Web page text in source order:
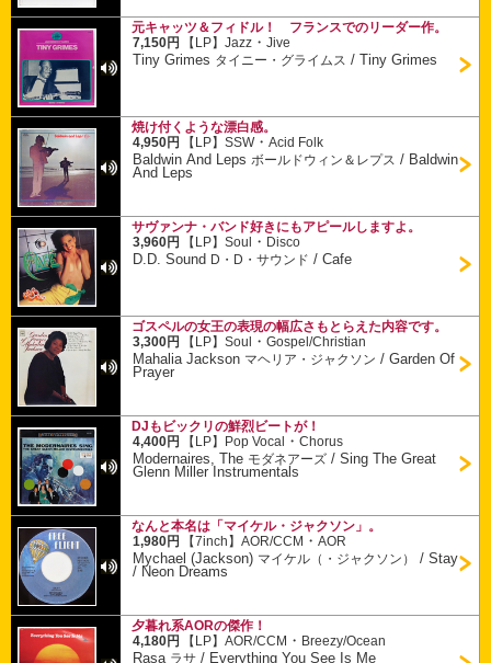
元キャッツ＆フィドル！ フランスでのリーダー作。
7,150円
【LP】Jazz ・Jive
Tiny Grimes タイニー・グライムス /Tiny Grimes
焼け付くような漂白感。
4,950円
【LP】SSW・Acid Folk
Baldwin And Leps ボールドウィン＆レプス / Baldwin
And Leps
サヴァンナ・バンド好きにもアピールしますよ。
3,960円
【LP】Soul ・ Disco
D.D. Sound D・D・サウンド /Cafe
ゴスペルの女王の表現の幅広さもとらえた内容です。
3,300円
【LP】Soul ・Gospel/Christian
Mahalia Jackson マヘリア・ジャクソン /Garden Of
Prayer
DJもビックリの鮮烈ビートが！
4,400円
【LP】 Pop Vocal ・Chorus
Modernaires, The モダネアーズ /Sing The Great
Glenn Miller Instrumentals
なんと本名は「マイケル・ジャクソン」。
1,980円
【7inch】AOR/CCM ・AOR
Mychael (Jackson) マイケル（・ジャクソン） /Stay
/ Neon Dreams
夕暮れ系AORの傑作！
4,180円
【LP】AOR/CCM ・ Breezy/Ocean
Rasa ラサ / Everything You See Is Me